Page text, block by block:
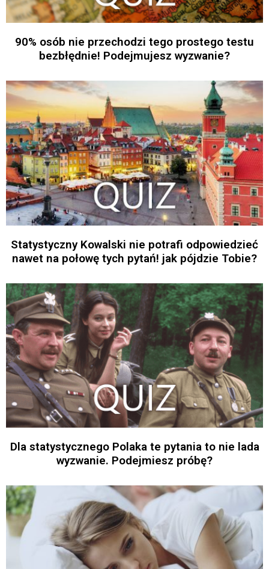
90% osób nie przechodzi tego prostego testu
bezbłędnie! Podejmujesz wyzwanie?
Statystyczny Kowalski nie potrafi odpowiedzieć
nawet na połowę tych pytań! jak pójdzie Tobie?
Dla statystycznego Polaka te pytania to nie lada
wyzwanie. Podejmiesz próbę?